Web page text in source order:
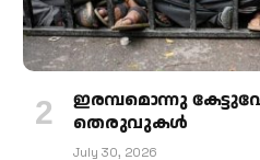
ഇരമ്പമൊന്നു
തെരുവുകള്‍
July 30, 2026